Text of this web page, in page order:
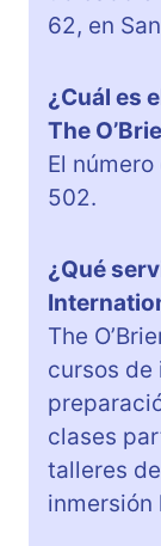
62, en
¿Cuál es
The
El
502.
¿Qué
The
cursos de
clases
talleres